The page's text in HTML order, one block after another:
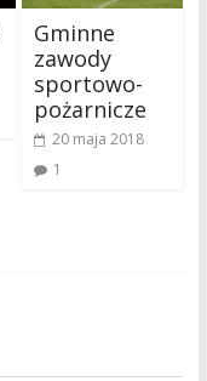
Gminne
zawody
sportowo-
pożarnicze
20 maja 2018
1